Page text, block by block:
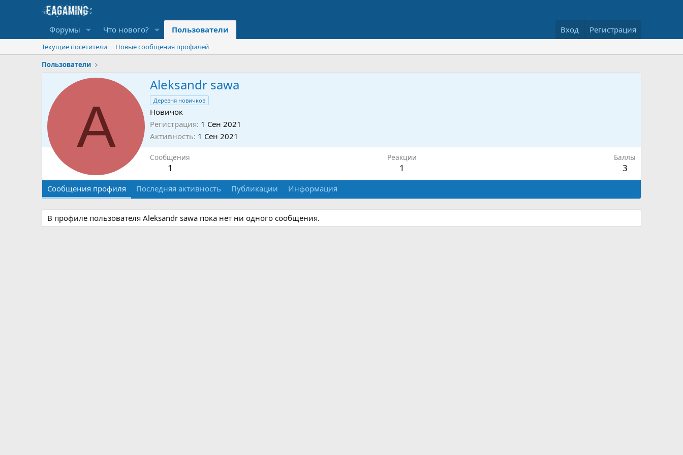
Форумы Что нового? Пользователи Вход Регистрация
Текущие посетители
Новые сообщения профилей
Пользователи
A
Aleksandr sawa
Деревня новичков
Новичок
Регистрация 1 Сен 2021
Активность 1 Сен 2021
Сообщения
1
Реакции
1
Баллы
3
Сообщения профиля Последняя активность Публикации Информация
В профиле пользователя Aleksandr sawa пока нет ни одного сообщения.